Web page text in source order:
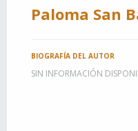
Paloma San
BIOGRAFÍA DEL AUTOR
SIN INFORMACIÓN